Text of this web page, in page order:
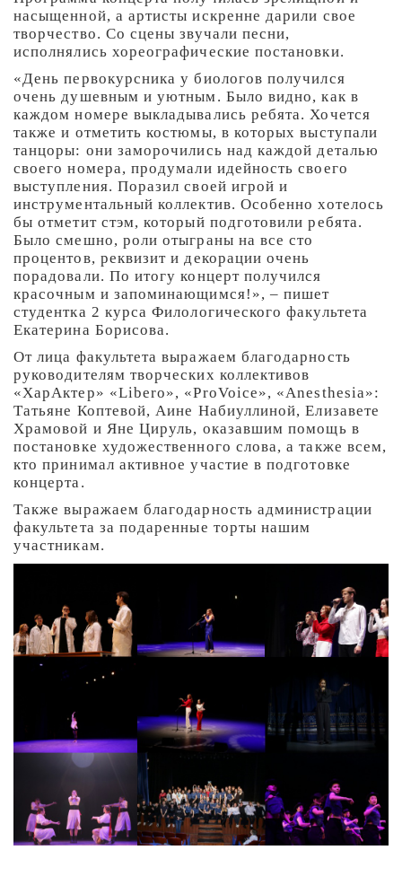
насыщенной, а артисты искренне дарили свое
творчество. Со сцены звучали песни,
исполнялись хореографические постановки.
«День первокурсника у биологов получился
очень душевным и уютным. Было видно, как в
каждом номере выкладывались ребята. Хочется
также и отметить костюмы, в которых выступали
танцоры: они заморочились над каждой деталью
своего номера, продумали идейность своего
выступления. Поразил своей игрой и
инструментальный коллектив. Особенно хотелось
бы отметит стэм, который подготовили ребята.
Было смешно, роли отыграны на все сто
процентов, реквизит и декорации очень
порадовали. По итогу концерт получился
красочным и запоминающимся!», – пишет
студентка 2 курса Филологического факультета
Екатерина Борисова.
От лица факультета выражаем благодарность
руководителям творческих коллективов
«ХарАктер» «Libero», «ProVoice», «Anesthesia»:
Татьяне Коптевой, Аине Набиуллиной, Елизавете
Храмовой и Яне Цируль, оказавшим помощь в
постановке художественного слова, а также всем,
кто принимал активное участие в подготовке
концерта.
Также выражаем благодарность администрации
факультета за подаренные торты нашим
участникам.